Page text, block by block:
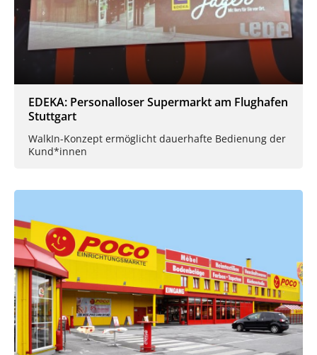
EDEKA: Personalloser Supermarkt am Flughafen
Stuttgart
WalkIn-Konzept ermöglicht dauerhafte Bedienung der
Kund*innen